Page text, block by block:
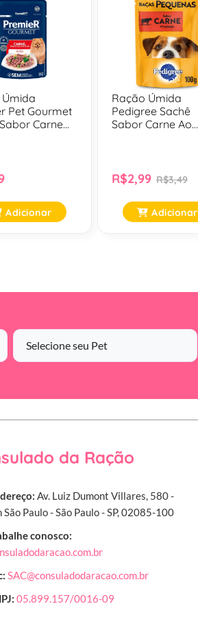
Pet Gourmet
Carne
Adicionar
Ração Úmida
Pedigree Sachê
Sabor Carne Ao
R$2,99 R$3,49
Adicionar
da Ração
Av. Luiz Dumont Villares, 580 -
São Paulo - São Paulo - SP, 02085-100
conosco:
SAC@consuladodaracao.com.br
05.899.157/0016-09